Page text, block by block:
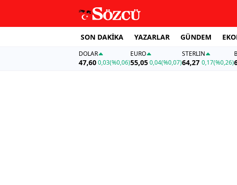
SON DAKİKA YAZARLAR GÜNDEM
DOLAR
47,600,03(%0,06)
EURO
55,05 0,04(%0,07)
STERLIN
64,27 0,17(%0,26)